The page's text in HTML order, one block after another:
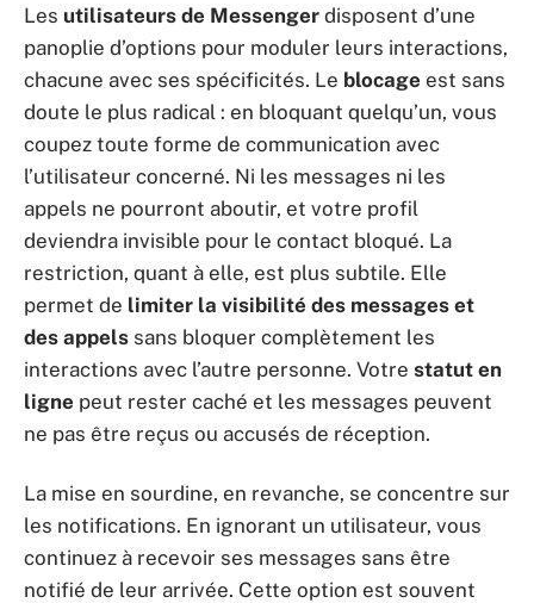
Les utilisateurs de Messenger disposent d’une
panoplie d’options pour moduler leurs interactions,
chacune avec ses spécificités. Le blocage est sans
doute le plus radical : en bloquant quelqu’un, vous
coupez toute forme de communication avec
l’utilisateur concerné. Ni les messages ni les
appels ne pourront aboutir, et votre profil
deviendra invisible pour le contact bloqué. La
restriction, quant à elle, est plus subtile. Elle
permet de limiter la visibilité des messages et
des appels sans bloquer complètement les
interactions avec l’autre personne. Votre statut en
ligne peut rester caché et les messages peuvent
ne pas être reçus ou accusés de réception.
La mise en sourdine, en revanche, se concentre sur
les notifications. En ignorant un utilisateur, vous
continuez à recevoir ses messages sans être
notifié de leur arrivée. Cette option est souvent